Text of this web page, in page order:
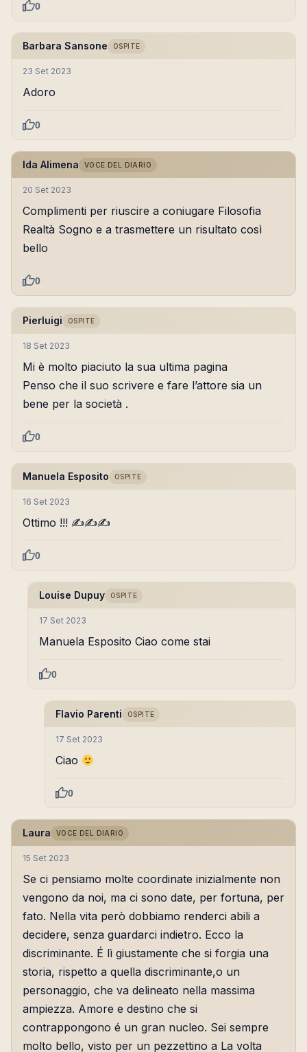
0
Barbara Sansone OSPITE
23 Set 2023
Adoro
0
Ida Alimena VOCE DEL DIARIO
20 Set 2023
Complimenti per riuscire a coniugare Filosofia
Realtà Sogno e a trasmettere un risultato così
bello
0
Pierluigi OSPITE
18 Set 2023
Mi è molto piaciuto la sua ultima pagina
Penso che il suo scrivere e fare l’attore sia un
bene per la società .
0
Manuela Esposito OSPITE
16 Set 2023
Ottimo !!! ✍️✍️✍️
0
Louise Dupuy OSPITE
17 Set 2023
Manuela Esposito Ciao come stai
0
Flavio Parenti OSPITE
17 Set 2023
Ciao
0
Laura VOCE DEL DIARIO
15 Set 2023
Se ci pensiamo molte coordinate inizialmente non
vengono da noi, ma ci sono date, per fortuna, per
fato. Nella vita però dobbiamo renderci abili a
decidere, senza guardarci indietro. Ecco la
discriminante. É lì giustamente che si forgia una
storia, rispetto a quella discriminante,o un
personaggio, che va delineato nella massima
ampiezza. Amore e destino che si
contrappongono é un gran nucleo. Sei sempre
molto bello, visto per un pezzettino a La volta